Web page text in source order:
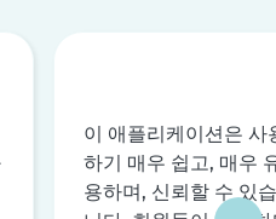
이 애플리케이션은 사
하기 매우 쉽고, 매우
용하며, 신뢰할 수 있습